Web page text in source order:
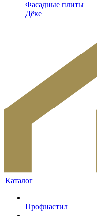
Фасадные плиты
Дёке
Каталог
Профнастил